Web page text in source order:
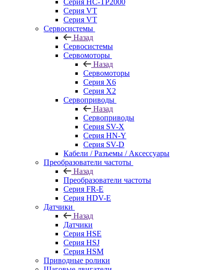
Серия HC-TP2000
Серия VT
Серия VT
Сервосистемы
Назад
Сервосистемы
Сервомоторы
Назад
Сервомоторы
Серия X6
Серия X2
Сервоприводы
Назад
Сервоприводы
Серия SV-X
Серия HN-Y
Серия SV-D
Кабели / Разъемы / Аксессуары
Преобразователи частоты
Назад
Преобразователи частоты
Серия FR-E
Серия HDV-E
Датчики
Назад
Датчики
Серия HSE
Серия HSJ
Серия HSM
Приводные ролики